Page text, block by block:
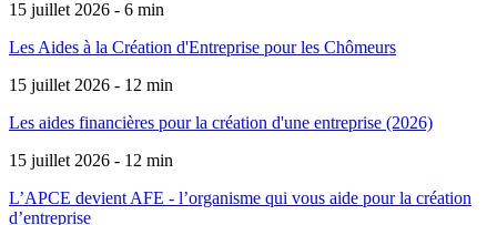
15 juillet 2026 - 6 min
Les Aides à la Création d'Entreprise pour les Chômeurs
15 juillet 2026 - 12 min
Les aides financières pour la création d'une entreprise (2026)
15 juillet 2026 - 12 min
L’APCE devient AFE - l’organisme qui vous aide pour la création
d’entreprise